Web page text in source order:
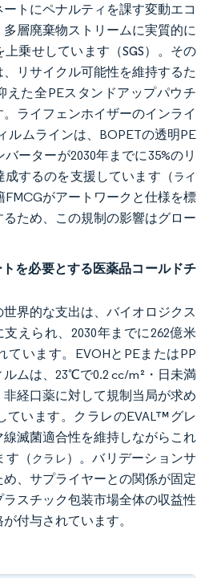
トにペナルティを課す変動エコ
層廃棄物ストリームに実質的に
上乗せしています（SGS）。その
リサイクル可能性を維持するた
えた全PEスタンドアップパウチ
ライフェンホイザーのインライ
ルムラインは、BOPETの透明PE
ーターが2030年までに35%のリ
するのを支援しています（ライ
FMCGがアートワークと仕様を標
ため、この規制の影響はグロー
を必要とする医薬品コールドチ
界的な支出は、バイオロジクス
えられ、2030年までに262億米
ています。EVOHとPEまたはPP
ムは、23℃で0.2 cc/m²・日未満
経口薬に対して規制当局が求め
ています。クラレのEVAL™グレ
滅菌適合性を維持しながらこれ
す（クラレ）。バリデーションサ
、サプライヤーとの関係が固定
スチック包装市場全体の収益性
付与されています。